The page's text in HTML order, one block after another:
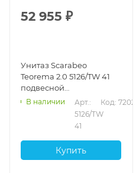
52 955 ₽
Унитаз Scarabeo
Teorema 2.0 5126/TW 41
подвесной
безободковый без
креплений и сиденья,
В наличии
Арт.:
5126/TW
41
Код: 72023
Купить